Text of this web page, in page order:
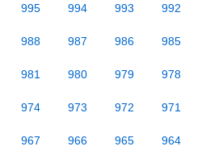
995 994 993 992
988 987 986 985
981 980 979 978
974 973 972 971
967 966 965 964